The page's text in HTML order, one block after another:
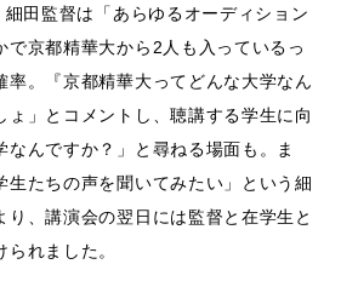
細田監督は「あらゆるオーディション
で京都精華大から2人も入っているっ
率。『京都精華大ってどんな大学なん
ょ」とコメントし、聴講する学生に向
なんですか？」と尋ねる場面も。ま
生たちの声を聞いてみたい」という細
り、講演会の翌日には監督と在学生と
れました。